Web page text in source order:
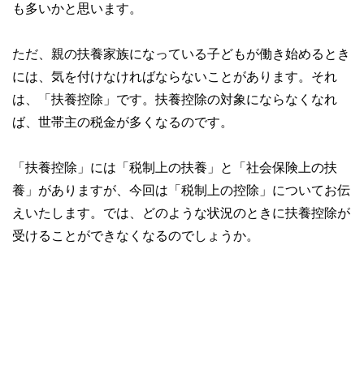
も多いかと思います。
ただ、親の扶養家族になっている子どもが働き始めるとき
には、気を付けなければならないことがあります。それ
は、「扶養控除」です。扶養控除の対象にならなくなれ
ば、世帯主の税金が多くなるのです。
「扶養控除」には「税制上の扶養」と「社会保険上の扶
養」がありますが、今回は「税制上の控除」についてお伝
えいたします。では、どのような状況のときに扶養控除が
受けることができなくなるのでしょうか。